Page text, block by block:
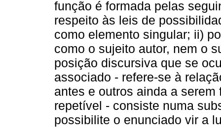
função é formada pelas
respeito às leis de
como elemento singular; ii)
como o sujeito autor, nem o
posição discursiva que se
associado - refere-se à
antes e outros ainda a
repetível - consiste numa
possibilite o enunciado vir a